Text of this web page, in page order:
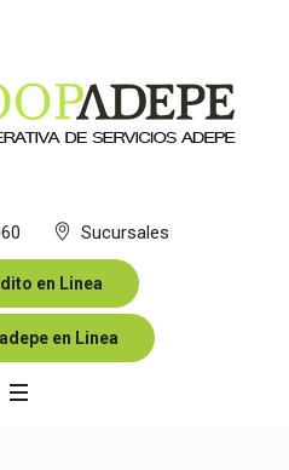
Sucursales
en Linea
en Linea